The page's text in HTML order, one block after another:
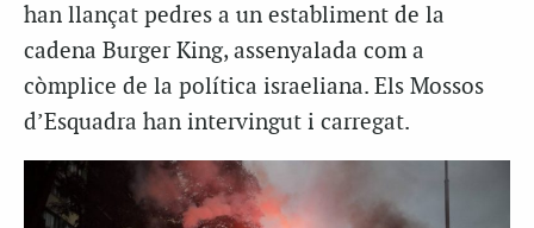
han llançat pedres a un establiment de la
cadena Burger King, assenyalada com a
còmplice de la política israeliana. Els Mossos
d’Esquadra han intervingut i carregat.